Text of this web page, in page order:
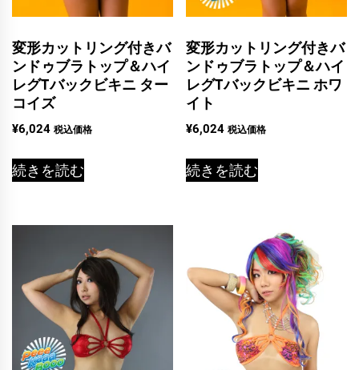
変形カットリング付きバ
ンドゥブラトップ＆ハイ
レグTバックビキニ ター
コイズ
¥6,024 税込価格
続きを読む
変形カットリング付きバ
ンドゥブラトップ＆ハイ
レグTバックビキニ ホワ
イト
¥6,024 税込価格
続きを読む